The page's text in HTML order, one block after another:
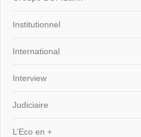
Institutionnel
International
Interview
Judiciaire
L’Eco en +